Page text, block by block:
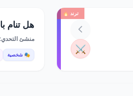
ترند 🔥
⚔️
هل تنام
منشئ
🎭 شخصية